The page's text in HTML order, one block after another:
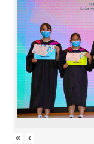
« ‹